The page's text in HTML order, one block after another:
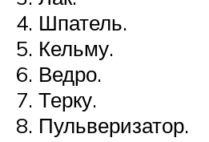
Шпатель.
Кельму.
Ведро.
Терку.
Пульверизатор.